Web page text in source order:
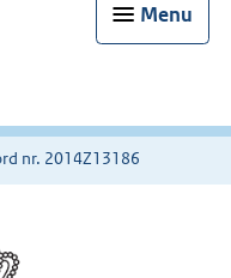
Menu
nr. 2014Z13186